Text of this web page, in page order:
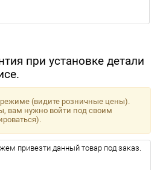
при установке детали
режиме (видите розничные цены).
вам нужно войти под своим
привезти данный товар под заказ.